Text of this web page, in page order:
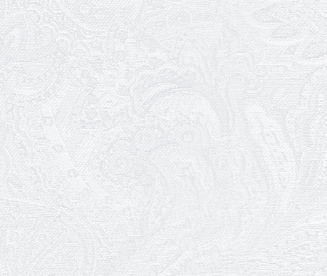
27.02.2026
Ювілей Олександра Жигуліна
19.02.2026
Про гастрольний захід SQUIRT.
The Las Vegas Show
11.02.2026
Конкурс на заміщення посади
«завідувач художньо-
постановочної частини»
09.02.2026
Пішов з життя Ігор Дідурко
06.02.2026
Пішов з життя Андрій Шишкін
03.02.2026
Ювілей Олександра Белякова